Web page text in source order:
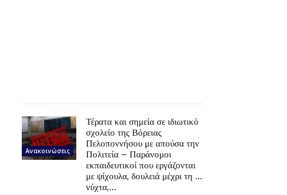
Ανακοινώσεις
Τέρατα και σημεία σε ιδιωτικό
σχολείο της Βόρειας
Πελοποννήσου με απούσα την
Πολιτεία – Παράνομοι
εκπαιδευτικοί που εργάζονται
με ψίχουλα, δουλειά μέχρι τη …
νύχτα,...